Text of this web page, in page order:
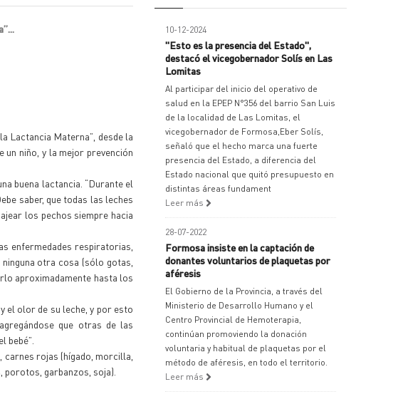
Lactancia Materna”, desde la
niño, y la mejor prevención
buena lactancia. “Durante el
saber, que todas las leches
los pechos siempre hacia
enfermedades respiratorias,
otra cosa (sólo gotas,
aproximadamente hasta los
el olor de su leche, y por esto
que otras de las
bebé”.
carnes rojas (hígado, morcilla,
garbanzos, soja).
10-12-2024
"Esto es la presencia del Estado",
destacó el vicegobernador Solís en Las
Lomitas
Al participar del inicio del operativo de
salud en la EPEP N°356 del barrio San Luis
de la localidad de Las Lomitas, el
vicegobernador de Formosa,Eber Solís,
señaló que el hecho marca una fuerte
presencia del Estado, a diferencia del
Estado nacional que quitó presupuesto en
distintas áreas fundament
Leer más
28-07-2022
Formosa insiste en la captación de
donantes voluntarios de plaquetas por
aféresis
El Gobierno de la Provincia, a través del
Ministerio de Desarrollo Humano y el
Centro Provincial de Hemoterapia,
continúan promoviendo la donación
voluntaria y habitual de plaquetas por el
método de aféresis, en todo el territorio.
Leer más